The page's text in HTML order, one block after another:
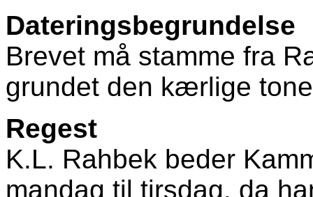
Dateringsbegrundelse
Brevet må stamme fra
grundet den kærlige
Regest
K.L. Rahbek beder
mandag til tirsdag, da